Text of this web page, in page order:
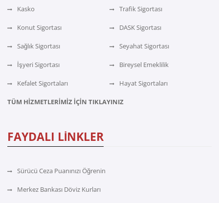
Kasko Trafik Sigortası
Konut Sigortası DASK Sigortası
Sağlık Sigortası Seyahat Sigortası
İşyeri Sigortası Bireysel Emeklilik
Kefalet Sigortaları Hayat Sigortaları
TÜM HİZMETLERİMİZ İÇİN TIKLAYINIZ
FAYDALI LİNKLER
Sürücü Ceza Puanınızı Öğrenin
Merkez Bankası Döviz Kurları